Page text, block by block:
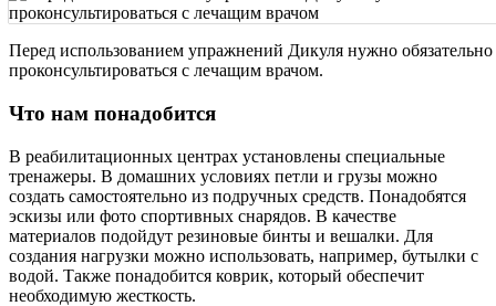
Перед использованием упражнений Дикуля нужно обязательно
проконсультироваться с лечащим врачом.
Что нам понадобится
В реабилитационных центрах установлены специальные
тренажеры. В домашних условиях петли и грузы можно
создать самостоятельно из подручных средств. Понадобятся
эскизы или фото спортивных снарядов. В качестве
материалов подойдут резиновые бинты и вешалки. Для
создания нагрузки можно использовать, например, бутылки с
водой. Также понадобится коврик, который обеспечит
необходимую жесткость.